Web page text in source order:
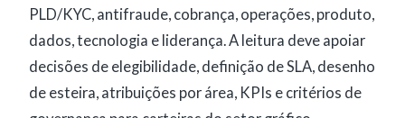
PLD/KYC, antifraude, cobrança, operações, produto,
dados, tecnologia e liderança. A leitura deve apoiar
decisões de elegibilidade, definição de SLA, desenho
de esteira, atribuições por área, KPIs e critérios de